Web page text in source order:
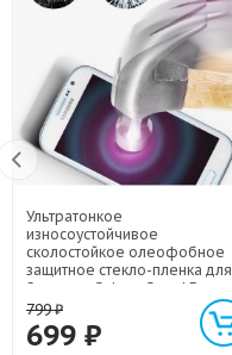
Ультратонкое
износоустойчивое
сколостойкое олеофобное
защитное стекло-пленка для
Samsung Galaxy Grand Duos
799₽
699 ₽